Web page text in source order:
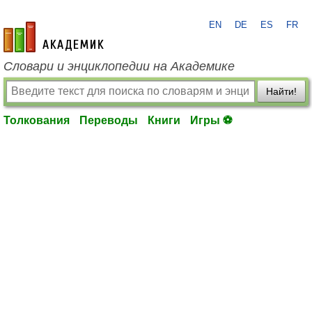
academic.ru
EN DE ES FR
Словари и энциклопедии на Академике
Найти!
Толкования Переводы Книги Игры ⚽